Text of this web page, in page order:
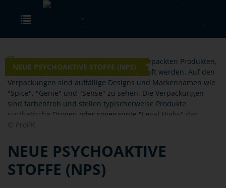
Skip to main content
NEUE PSYCHOAKTIVE STOFFE (NPS)
© ProPK
NEUE PSYCHOAKTIVE
STOFFE (NPS)